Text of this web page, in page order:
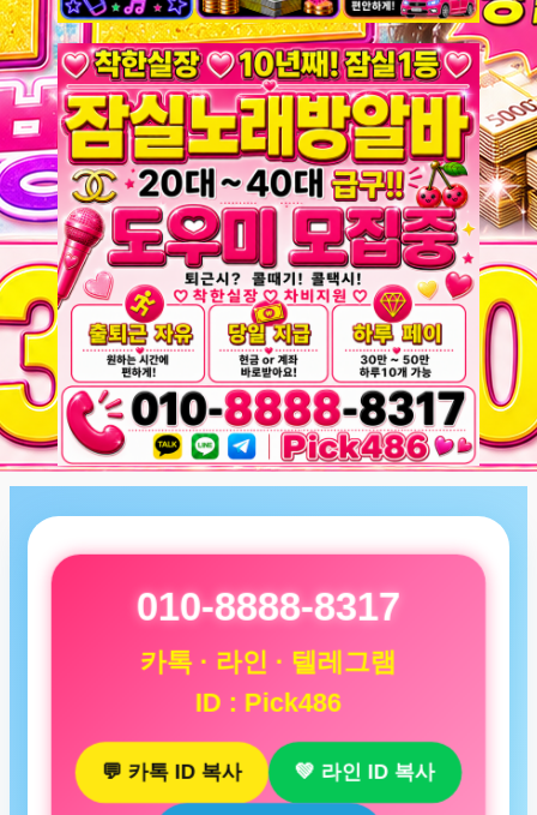
010-8888-8317
카톡 · 라인 · 텔레그램
ID : Pick486
💬 카톡 ID 복사 💚 라인 ID 복사